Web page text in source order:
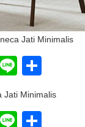
Jati Minimalis
Pinterest
Line
Jati Minimalis
Pinterest
Line